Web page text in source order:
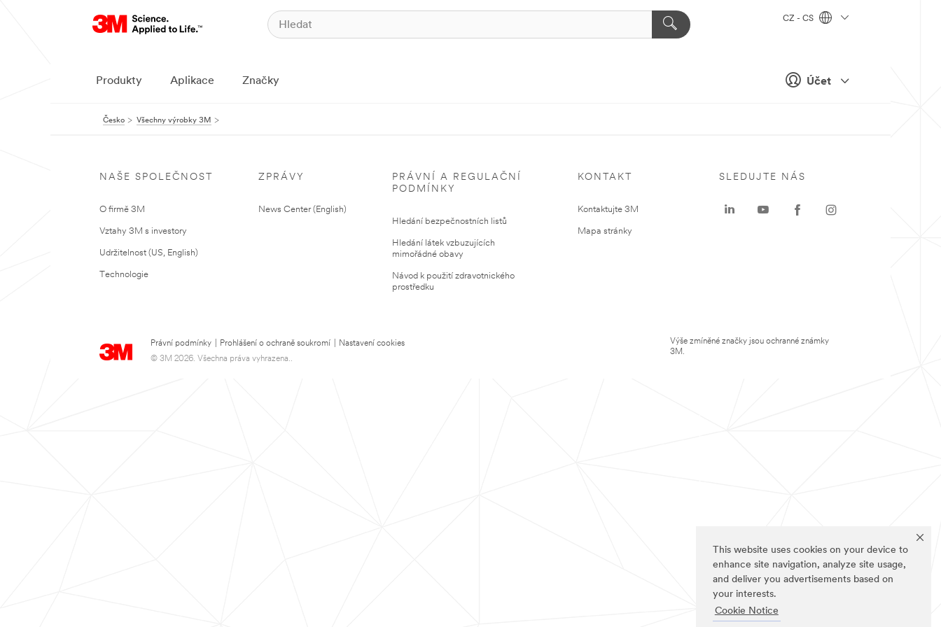
This website uses cookies on your device to
enhance site navigation, analyze site usage,
and deliver you advertisements based on
your interests.
Cookie Notice
Účet
CZ - CS
Produkty Aplikace Značky
Česko Všechny výrobky 3M
NAŠE SPOLEČNOST
O firmě 3M
Vztahy 3M s investory
Udržitelnost (US, English)
Technologie
ZPRÁVY
News Center (English)
PRÁVNÍ A REGULAČNÍ
PODMÍNKY
Hledání bezpečnostních listů
Hledání látek vzbuzujících
mimořádné obavy
Návod k použití zdravotnického
prostředku
KONTAKT
Kontaktujte 3M
Mapa stránky
Právní podmínky Prohlášení o ochraně soukromí
Nastavení cookies
© 3M 2026. Všechna práva vyhrazena..
SLEDUJTE NÁS
Výše zmíněné značky jsou ochranné známky
3M.